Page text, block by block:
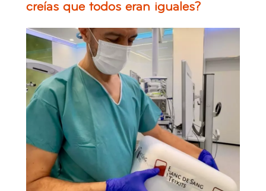
creías que todos eran iguales?